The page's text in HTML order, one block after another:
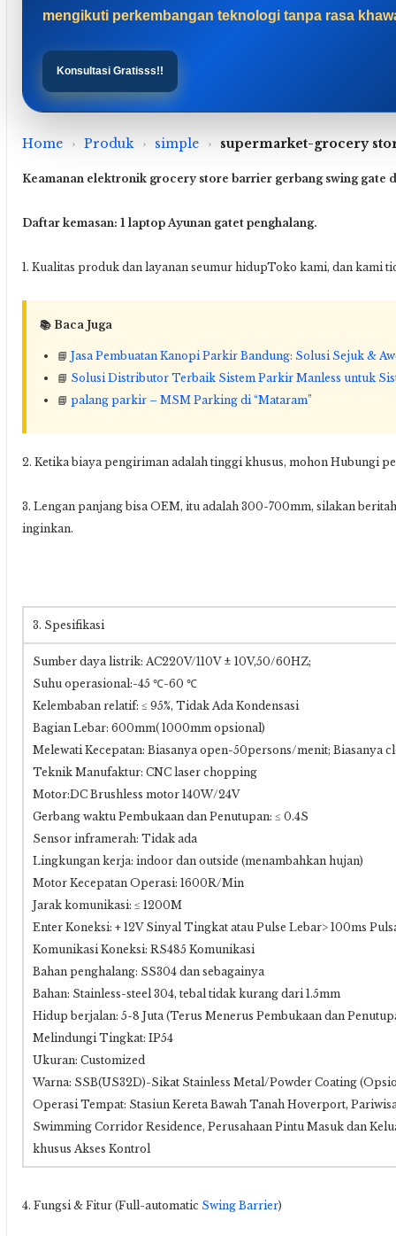
mengikuti perkembangan teknologi tanpa rasa
Konsultasi Gratisss!!
Home › Produk › simple › supermarket-grocery
Keamanan elektronik grocery store barrier gerbang swing gate
Daftar kemasan: 1 laptop Ayunan gatet penghalang.
1. Kualitas produk dan layanan seumur hidupToko kami, dan kami
📚 Baca Juga
📘 Jasa Pembuatan Kanopi Parkir Bandung: Solusi Sejuk &
📘 Solusi Distributor Terbaik Sistem Parkir Manless untuk
📘 palang parkir – MSM Parking di “Mataram”
2. Ketika biaya pengiriman adalah tinggi khusus, mohon Hubungi
3. Lengan panjang bisa OEM, itu adalah 300-700mm, silakan
inginkan.
3. Spesifikasi
Sumber daya listrik: AC220V/110V ± 10V,50/60HZ;
Suhu operasional:-45 ℃-60 ℃
Kelembaban relatif: ≤ 95%, Tidak Ada Kondensasi
Bagian Lebar: 600mm( 1000mm opsional)
Melewati Kecepatan: Biasanya open-50persons/menit; Biasanya
Teknik Manufaktur: CNC laser chopping
Motor:DC Brushless motor 140W/24V
Gerbang waktu Pembukaan dan Penutupan: ≤ 0.4S
Sensor inframerah: Tidak ada
Lingkungan kerja: indoor dan outside (menambahkan hujan)
Motor Kecepatan Operasi: 1600R/Min
Jarak komunikasi: ≤ 1200M
Enter Koneksi: + 12V Sinyal Tingkat atau Pulse Lebar> 100ms
Komunikasi Koneksi: RS485 Komunikasi
Bahan penghalang: SS304 dan sebagainya
Bahan: Stainless-steel 304, tebal tidak kurang dari 1.5mm
Hidup berjalan: 5-8 Juta (Terus Menerus Pembukaan dan
Melindungi Tingkat: IP54
Ukuran: Customized
Warna: SSB(US32D)-Sikat Stainless Metal/Powder Coating
Operasi Tempat: Stasiun Kereta Bawah Tanah Hoverport,
Swimming Corridor Residence, Perusahaan Pintu Masuk dan
khusus Akses Kontrol
4. Fungsi & Fitur (Full-automatic Swing Barrier)